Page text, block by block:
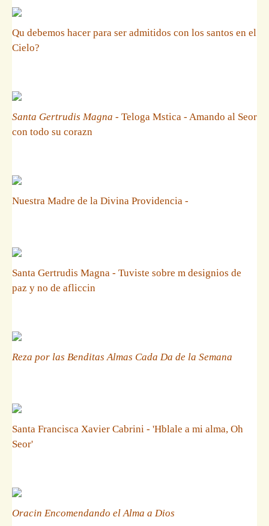
Qu debemos hacer para ser admitidos con los santos en el
Cielo?
Santa Gertrudis Magna - Teloga Mstica - Amando al Seor
con todo su corazn
Nuestra Madre de la Divina Providencia -
Santa Gertrudis Magna - Tuviste sobre m designios de
paz y no de afliccin
Reza por las Benditas Almas Cada Da de la Semana
Santa Francisca Xavier Cabrini - 'Hblale a mi alma, Oh
Seor'
Oracin Encomendando el Alma a Dios